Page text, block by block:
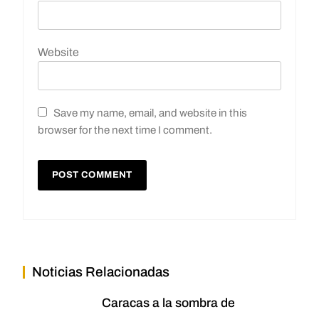
Website
Save my name, email, and website in this
browser for the next time I comment.
Noticias Relacionadas
Caracas a la sombra de